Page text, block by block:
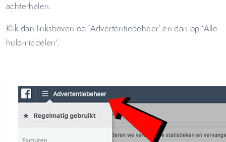
achterhalen.
Klik dan linksboven op ‘Advertentiebeheer’ en dan op ‘Alle
hulpmiddelen’.